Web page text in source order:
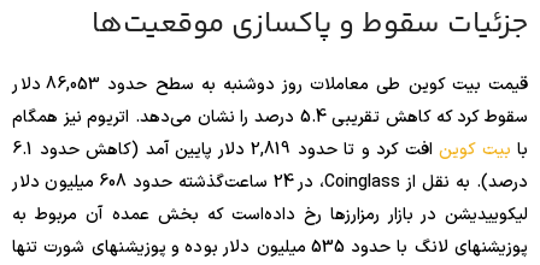
جزئیات سقوط و پاکسازی موقعیت‌ها
قیمت بیت کوین طی معاملات روز دوشنبه به سطح حدود 86,053 دلار
سقوط کرد که کاهش تقریبی 5.4 درصد را نشان می‌دهد. اتریوم نیز همگام
با بیت کوین
افت کرد و تا حدود 2,819 دلار پایین آمد (کاهش حدود 6.1
درصد). به نقل از Coinglass، در 24 ساعت‌گذشته حدود 608 میلیون دلار
لیکوییدیشن در بازار رمزارزها رخ داده‌است که بخش عمده آن مربوط به
پوزیشنهای لانگ با حدود 535 میلیون دلار بوده و پوزیشنهای شورت تنها